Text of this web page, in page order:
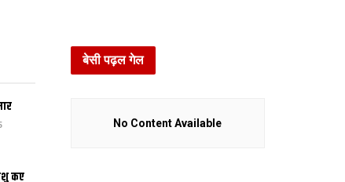
कए
बेसी पढ़ल गेल
No Content Available